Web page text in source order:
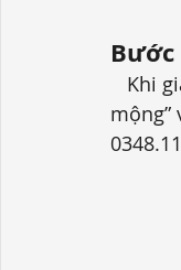
Bước
mộng”